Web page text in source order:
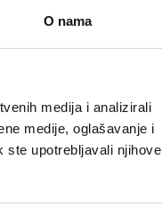
O nama
medija i analizirali
medije, oglašavanje i
ste upotrebljavali njihove